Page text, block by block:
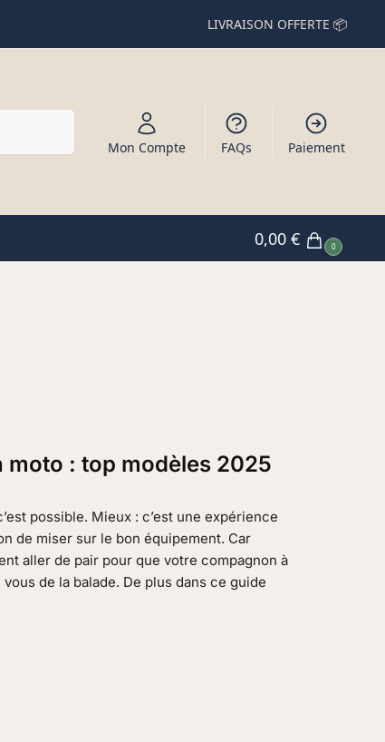
LIVRAISON OFFERTE 📦
Mon Compte FAQs Paiement
0,00€ 0
: top modèles 2025
possible. Mieux : c’est une expérience
de miser sur le bon équipement. Car
aller de pair pour que votre compagnon à
de la balade. De plus dans ce guide